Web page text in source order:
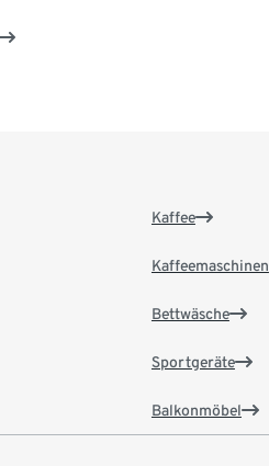
Kaffee
Kaffeemaschinen
Bettwäsche
Sportgeräte
Balkonmöbel